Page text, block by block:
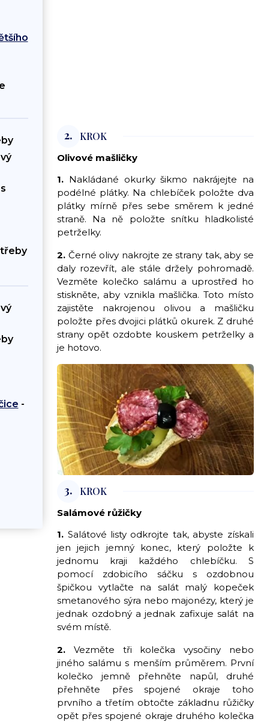
-
2. KROK
Olivové mašličky
1. Nakládané okurky šikmo nakrájejte na
podélné plátky. Na chlebíček položte dva
plátky mírně přes sebe směrem k jedné
straně. Na ně položte snítku hladkolisté
petrželky.
2. Černé olivy nakrojte ze strany tak, aby se
daly rozevřít, ale stále držely pohromadě.
Vezměte kolečko salámu a uprostřed ho
stiskněte, aby vznikla mašlička. Toto místo
zajistěte nakrojenou olivou a mašličku
položte přes dvojici plátků okurek. Z druhé
strany opět ozdobte kouskem petrželky a
je hotovo.
3. KROK
Salámové růžičky
1. Salátové listy odkrojte tak, abyste získali
jen jejich jemný konec, který položte k
jednomu kraji každého chlebíčku. S
pomocí zdobicího sáčku s ozdobnou
špičkou vytlačte na salát malý kopeček
smetanového sýra nebo majonézy, který je
jednak ozdobný a jednak zafixuje salát na
svém místě.
2. Vezměte tři kolečka vysočiny nebo
jiného salámu s menším průměrem. První
kolečko jemně přehněte napůl, druhé
přehněte přes spojené okraje toho
prvního a třetím obtočte základnu růžičky
opět přes spojené okraje druhého kolečka